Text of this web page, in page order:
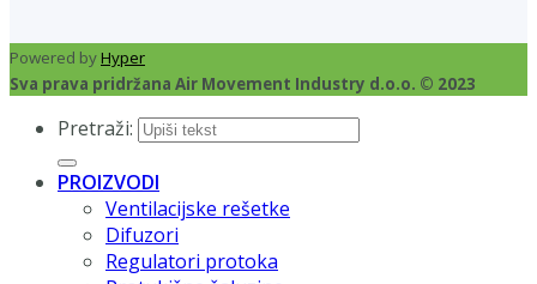
Powered byHyper
Sva prava pridržana Air Movement Industry d.o.o. © 2023
Pretraži:
PROIZVODI
Ventilacijske rešetke
Difuzori
Regulatori protoka